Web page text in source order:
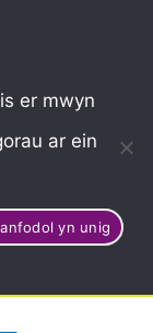
er mwyn
ar ein
yn unig